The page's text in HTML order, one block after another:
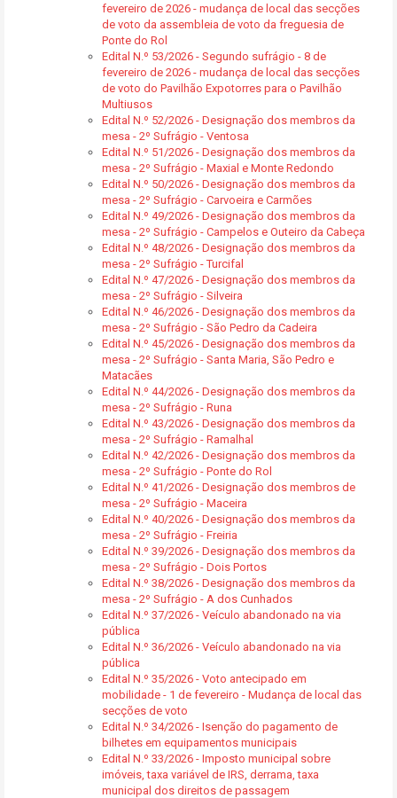
fevereiro de 2026 - mudança de local das secções
de voto da assembleia de voto da freguesia de
Ponte do Rol
Edital N.º 53/2026 - Segundo sufrágio - 8 de
fevereiro de 2026 - mudança de local das secções
de voto do Pavilhão Expotorres para o Pavilhão
Multiusos
Edital N.º 52/2026 - Designação dos membros da
mesa - 2º Sufrágio - Ventosa
Edital N.º 51/2026 - Designação dos membros da
mesa - 2º Sufrágio - Maxial e Monte Redondo
Edital N.º 50/2026 - Designação dos membros da
mesa - 2º Sufrágio - Carvoeira e Carmões
Edital N.º 49/2026 - Designação dos membros da
mesa - 2º Sufrágio - Campelos e Outeiro da Cabeça
Edital N.º 48/2026 - Designação dos membros da
mesa - 2º Sufrágio - Turcifal
Edital N.º 47/2026 - Designação dos membros da
mesa - 2º Sufrágio - Silveira
Edital N.º 46/2026 - Designação dos membros da
mesa - 2º Sufrágio - São Pedro da Cadeira
Edital N.º 45/2026 - Designação dos membros da
mesa - 2º Sufrágio - Santa Maria, São Pedro e
Matacães
Edital N.º 44/2026 - Designação dos membros da
mesa - 2º Sufrágio - Runa
Edital N.º 43/2026 - Designação dos membros da
mesa - 2º Sufrágio - Ramalhal
Edital N.º 42/2026 - Designação dos membros da
mesa - 2º Sufrágio - Ponte do Rol
Edital N.º 41/2026 - Designação dos membros de
mesa - 2º Sufrágio - Maceira
Edital N.º 40/2026 - Designação dos membros da
mesa - 2º Sufrágio - Freiria
Edital N.º 39/2026 - Designação dos membros da
mesa - 2º Sufrágio - Dois Portos
Edital N.º 38/2026 - Designação dos membros da
mesa - 2º Sufrágio - A dos Cunhados
Edital N.º 37/2026 - Veículo abandonado na via
pública
Edital N.º 36/2026 - Veículo abandonado na via
pública
Edital N.º 35/2026 - Voto antecipado em
mobilidade - 1 de fevereiro - Mudança de local das
secções de voto
Edital N.º 34/2026 - Isenção do pagamento de
bilhetes em equipamentos municipais
Edital N.º 33/2026 - Imposto municipal sobre
imóveis, taxa variável de IRS, derrama, taxa
municipal dos direitos de passagem